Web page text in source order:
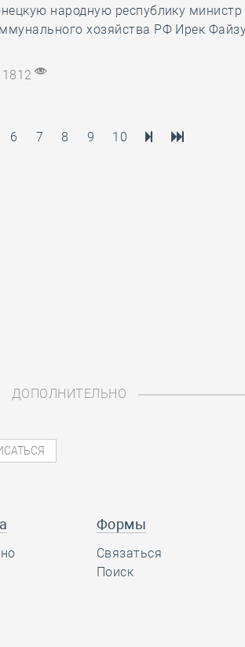
народную республику министр
хозяйства РФ Ирек
1812
6 7 8 9 10
ДОПОЛНИТЕЛЬНО
Формы
Связаться
Поиск